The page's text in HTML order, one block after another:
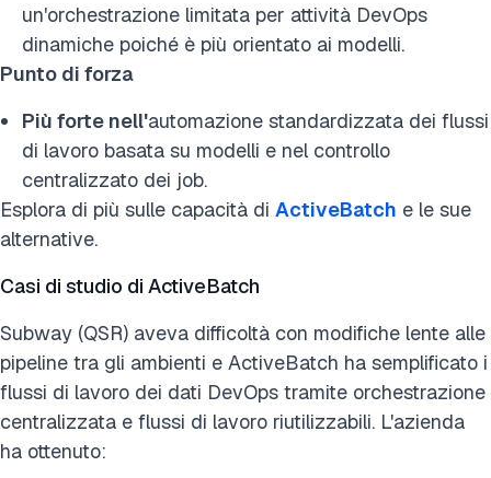
un'orchestrazione limitata per attività DevOps
dinamiche poiché è più orientato ai modelli.
Punto di forza
Più forte nell'automazione standardizzata dei flussi
di lavoro basata su modelli e nel controllo
centralizzato dei job.
Esplora di più sulle capacità di ActiveBatch e le sue
alternative.
Casi di studio di ActiveBatch
Subway (QSR) aveva difficoltà con modifiche lente alle
pipeline tra gli ambienti e ActiveBatch ha semplificato i
flussi di lavoro dei dati DevOps tramite orchestrazione
centralizzata e flussi di lavoro riutilizzabili. L'azienda
ha ottenuto: